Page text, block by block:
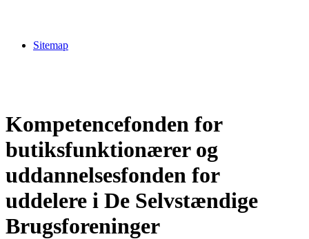
Sitemap
Kompetencefonden for
butiksfunktionærer og
uddannelsesfonden for
uddelere i De Selvstændige
Brugsforeninger